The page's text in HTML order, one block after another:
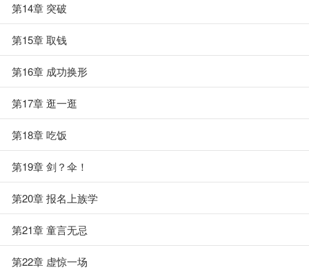
第14章 突破
第15章 取钱
第16章 成功换形
第17章 逛一逛
第18章 吃饭
第19章 剑？伞！
第20章 报名上族学
第21章 童言无忌
第22章 虚惊一场